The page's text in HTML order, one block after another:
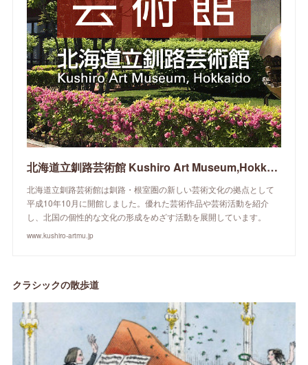
北海道立釧路芸術館 Kushiro Art Museum,Hokkaido
北海道立釧路芸術館は釧路・根室圏の新しい芸術文化の拠点として
平成10年10月に開館しました。優れた芸術作品や芸術活動を紹介
し、北国の個性的な文化の形成をめざす活動を展開しています。
www.kushiro-artmu.jp
クラシックの散歩道